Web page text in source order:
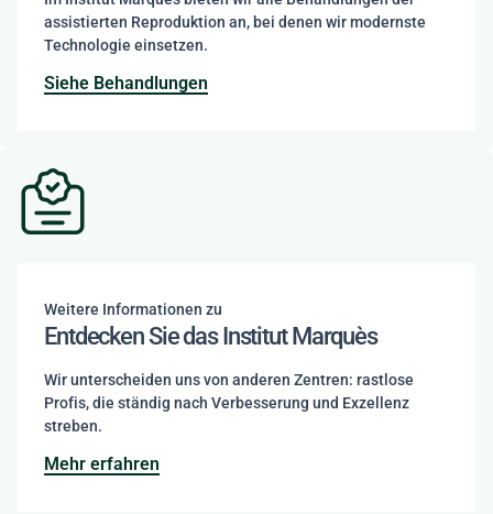
assistierten Reproduktion an, bei denen wir modernste
Technologie einsetzen.
Siehe Behandlungen
Weitere Informationen zu
Entdecken Sie das Institut Marquès
Wir unterscheiden uns von anderen Zentren: rastlose
Profis, die ständig nach Verbesserung und Exzellenz
streben.
Mehr erfahren